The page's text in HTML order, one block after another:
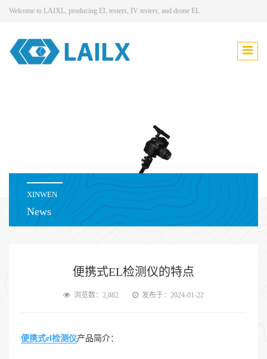
Welcome to LAIXL, producing EL testers, IV testers, and drone EL
XINWEN
News
便携式EL检测仪的特点
浏览数：2,882 发布于：2024-01-22
便携式el检测仪产品简介：